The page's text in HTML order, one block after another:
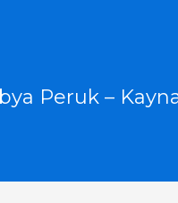
Peruk –